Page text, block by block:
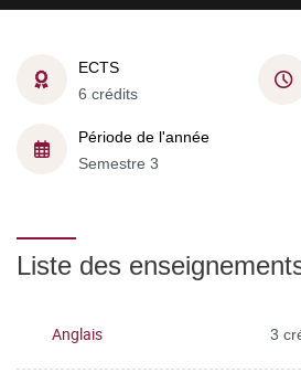
ECTS
6 crédits
Période de l'année
Semestre 3
Liste des
Anglais 3